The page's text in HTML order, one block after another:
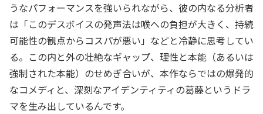
うなパフォーマンスを強いられながら、彼の内なる分析者
は「このデスボイスの発声法は喉への負担が大きく、持続
可能性の観点からコスパが悪い」などと冷静に思考してい
る。この内と外の壮絶なギャップ、理性と本能（あるいは
強制された本能）のせめぎ合いが、本作ならではの爆発的
なコメディと、深刻なアイデンティティの葛藤というドラ
マを生み出しているんです。